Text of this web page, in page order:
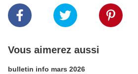
Vous aimerez aussi
bulletin info mars 2026